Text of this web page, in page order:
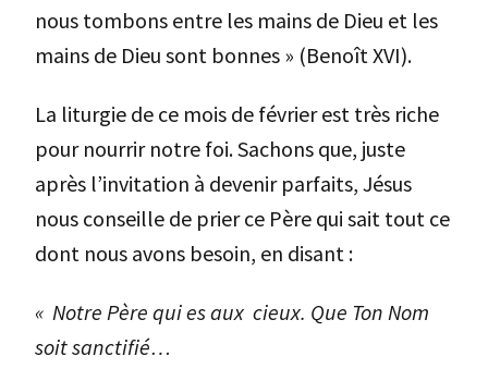
nous tombons entre les mains de Dieu et les
mains de Dieu sont bonnes » (Benoît XVI).
La liturgie de ce mois de février est très riche
pour nourrir notre foi. Sachons que, juste
après l’invitation à devenir parfaits, Jésus
nous conseille de prier ce Père qui sait tout ce
dont nous avons besoin, en disant :
« Notre Père qui es aux cieux. Que Ton Nom
soit sanctifié…